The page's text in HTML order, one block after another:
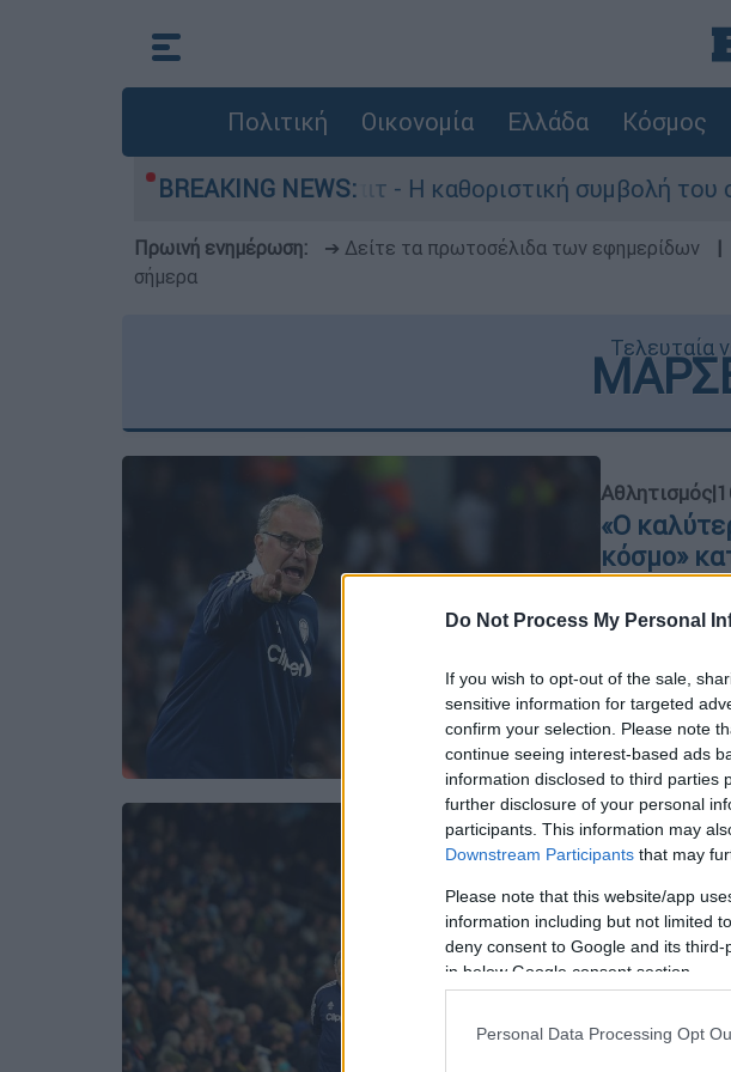
Do Not Process My Personal
If you wish to opt-out of the sale,
sensitive information for targeted
confirm your selection. Please note
continue seeing interest-based ads
information disclosed to third parties
further disclosure of your personal
participants. This information may
Downstream Participants that may
Please note that this website/app
information including but not limited
deny consent to Google and its
in below Google consent section.
Personal Data Processing Opt
Πολιτική Οικονομία Ελλάδα Κόσμος
BREAKING NEWS:
Γουίλιαμ Όρμπιτ - Η καθοριστική συμβολή του στο
Πρωινή ενημέρωση: ➔ Δείτε τα πρωτοσέλιδα των εφημερίδων
σήμερα
Τελευταία
Αθλητισμός|
«Ο
κόσμο»
στον
Εποχή
Αθλητισμός|
Μαρτσέλο
Παρελθόν
ηγεσία της
τρεισήμισι